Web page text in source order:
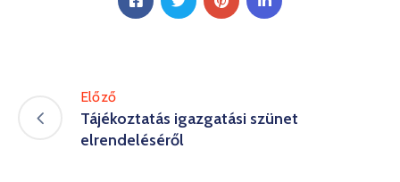
Előző
Tájékoztatás igazgatási szünet
elrendeléséről